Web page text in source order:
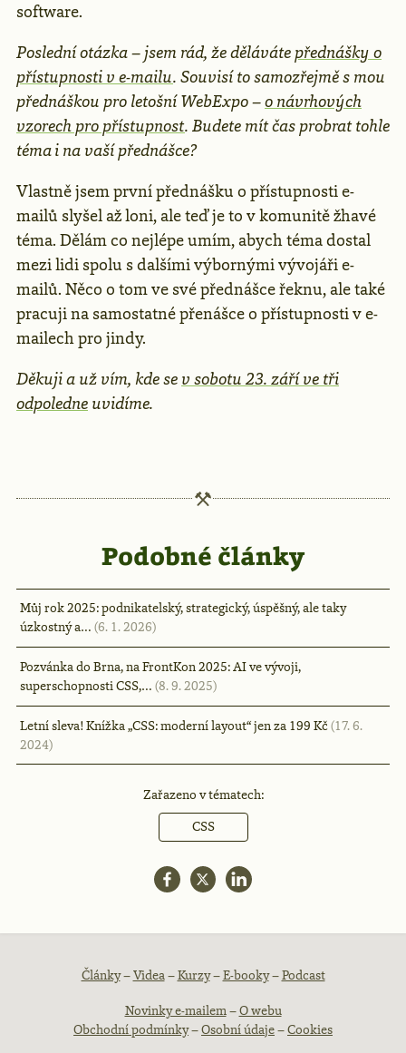
software.
Poslední otázka – jsem rád, že děláváte přednášky o
přístupnosti v e-mailu. Souvisí to samozřejmě s mou
přednáškou pro letošní WebExpo –o návrhových
vzorech pro přístupnost. Budete mít čas probrat tohle
téma i na vaší přednášce?
Vlastně jsem první přednášku o přístupnosti e-
mailů slyšel až loni, ale teď je to v komunitě žhavé
téma. Dělám co nejlépe umím, abych téma dostal
mezi lidi spolu s dalšími výbornými vývojáři e-
mailů. Něco o tom ve své přednášce řeknu, ale také
pracuji na samostatné přenášce o přístupnosti v e-
mailech pro jindy.
Děkuji a už vím, kde se v sobotu 23. září ve tři
odpoledne uvidíme.
Podobné články
Můj rok 2025: podnikatelský, strategický, úspěšný, ale taky
úzkostný a… (6. 1. 2026)
Pozvánka do Brna, na FrontKon 2025: AI ve vývoji,
superschopnosti CSS,… (8. 9. 2025)
Letní sleva! Knížka „CSS: moderní layout“ jen za 199 Kč(17. 6.
2024)
Zařazeno v tématech:
CSS
Patička
webu
Články–Videa–Kurzy–E-booky–Podcast
Novinky e-mailem–O webu
Obchodní podmínky–Osobní údaje–Cookies